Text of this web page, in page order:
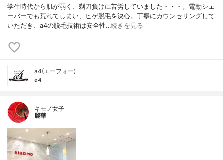
学生時代から肌が弱く、剃刀負けに苦労していました・・・。電動シェ
ーバーでも荒れてしまい、ヒゲ脱毛を決心。丁寧にカウンセリングして
いただき、a4の脱毛技術は安全性…続きを見る
a4(エーフォー)
a4
キモノ女子
麗華